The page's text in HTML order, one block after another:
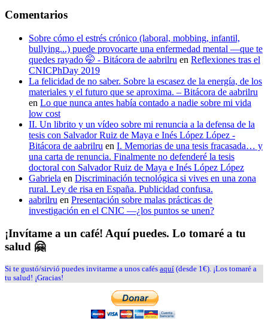
Comentarios
Sobre cómo el estrés crónico (laboral, mobbing, infantil,
bullying...) puede provocarte una enfermedad mental —que te
quedes rayado 🤭 - Bitácora de aabrilru en Reflexiones tras el
CNICPhDay 2019
La felicidad de no saber. Sobre la escasez de la energía, de los
materiales y el futuro que se aproxima. – Bitácora de aabrilru
en Lo que nunca antes había contado a nadie sobre mi vida
low cost
II. Un librito y un vídeo sobre mi renuncia a la defensa de la
tesis con Salvador Ruiz de Maya e Inés López López -
Bitácora de aabrilru en I. Memorias de una tesis fracasada… y
una carta de renuncia. Finalmente no defenderé la tesis
doctoral con Salvador Ruiz de Maya e Inés López López
Gabriela en Discriminación tecnológica si vives en una zona
rural. Ley de risa en España. Publicidad confusa.
aabrilru en Presentación sobre malas prácticas de
investigación en el CNIC —¿los puntos se unen?
¡Invítame a un café! Aquí puedes. Lo tomaré a tu
salud 🤗
Si te gustó/sirvió puedes invitarme a unos cafés aquí (desde 1€). ¡Los tomaré a
tu salud! ¡Gracias!